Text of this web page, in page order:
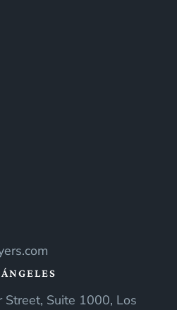
Suite 1000, Los